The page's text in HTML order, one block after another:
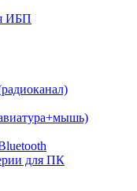
ИБП
для ПК